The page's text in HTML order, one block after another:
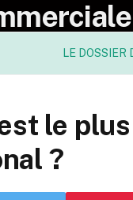
LE DOSSIER
le
?